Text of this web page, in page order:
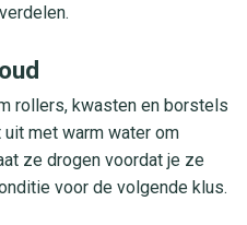
rollers, kwasten en borstels
met warm water om
ze drogen voordat je ze
voor de volgende klus.